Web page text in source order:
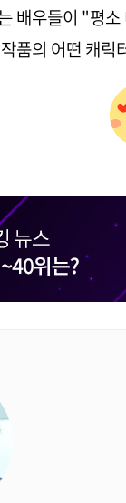
배우들이 "평
품의 어떤 캐릭